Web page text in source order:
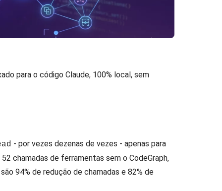
para o código Claude, 100% local, sem
- por vezes dezenas de vezes - apenas para
chamadas de ferramentas sem o CodeGraph,
94% de redução de chamadas e 82% de